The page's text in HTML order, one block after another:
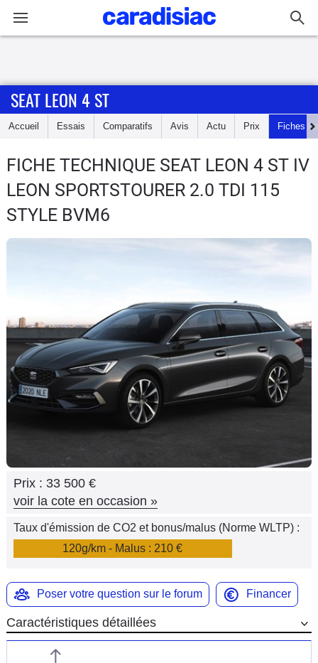
Accueil
Essais
Guide
d'achat
Flottes
Auto
Services
Marques
SEAT LEON 4 ST
Accueil Essais Comparatifs Avis Actu Prix Fiches
FICHE TECHNIQUE SEAT LEON 4 ST IV
LEON SPORTSTOURER 2.0 TDI 115
STYLE BVM6
Prix : 33 500 €
voir la cote en occasion »
Taux d'émission de CO2 et bonus/malus (Norme WLTP) :
120g/km - Malus : 210 €
Poser votre question sur le forum Financer
Caractéristiques détaillées